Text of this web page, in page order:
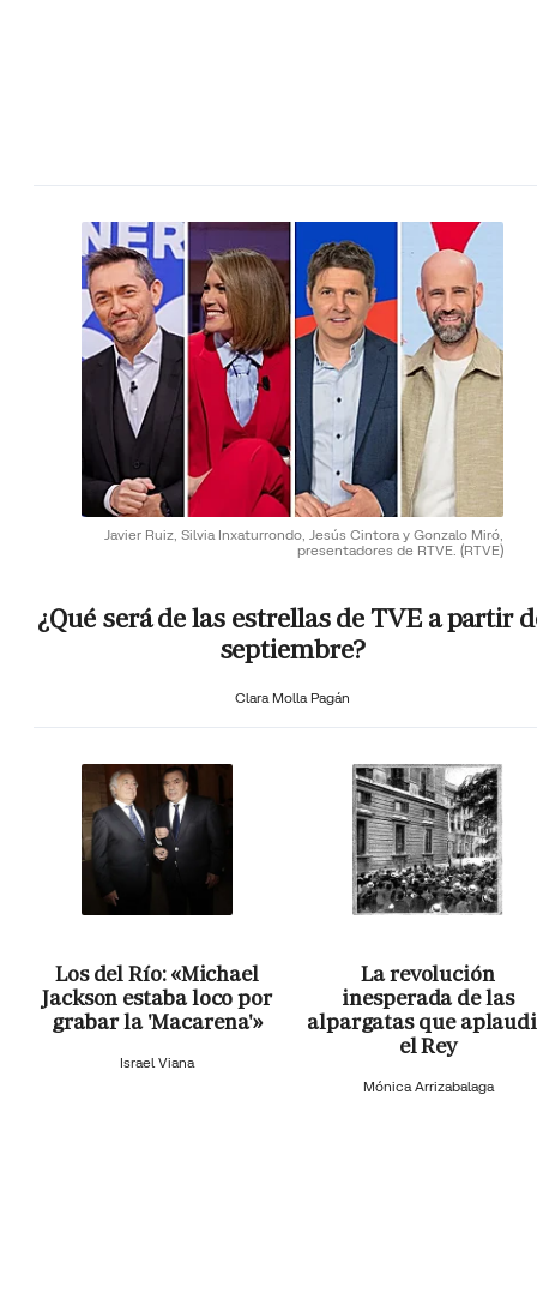
Javier Ruiz, Silvia Inxaturrondo, Jesús Cintora y Gonzalo Miró,
presentadores de RTVE. (RTVE)
¿Qué será de las estrellas de TVE a partir
septiembre?
Clara Molla Pagán
Los del Río: «Michael
Jackson estaba loco por
grabar la 'Macarena'»
Israel Viana
La revolución
inesperada de las
alpargatas que
el Rey
Mónica Arrizabalaga